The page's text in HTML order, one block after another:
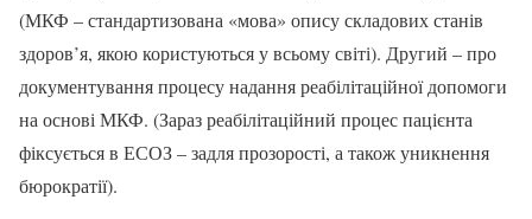
(МКФ – стандартизована «мова» опису складових станів
здоров’я, якою користуються у всьому світі). Другий – про
документування процесу надання реабілітаційної допомоги
на основі МКФ. (Зараз реабілітаційний процес пацієнта
фіксується в ЕСОЗ – задля прозорості, а також уникнення
бюрократії).